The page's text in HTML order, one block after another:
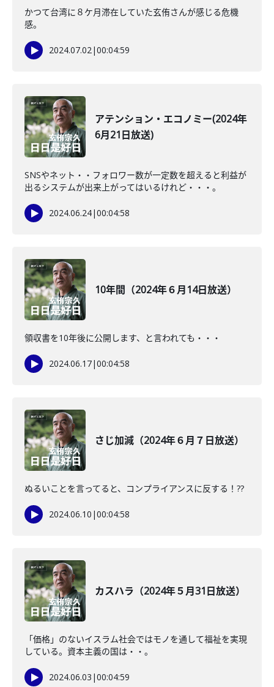
かつて台湾に８ケ月滞在していた玄侑さんが感じる危機
感。
2024.07.02|00:04:59
アテンション・エコノミー(2024年
6月21日放送)
SNSやネット・・フォロワー数が一定数を超えると利益が
出るシステムが出来上がってはいるけれど・・・。
2024.06.24|00:04:58
10年間（2024年６月14日放送）
領収書を10年後に公開します、と言われても・・・
2024.06.17|00:04:58
さじ加減（2024年６月７日放送）
ぬるいことを言ってると、コンプライアンスに反する！??
2024.06.10 |00:04:58
カスハラ（2024年５月31日放送）
「価格」のないイスラム社会ではモノを通して福祉を実現
している。資本主義の国は・・。
2024.06.03 |00:04:59